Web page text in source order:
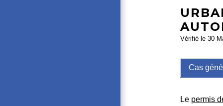
Vérifié le 30
Cas
Le permis